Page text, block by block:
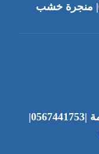
تركيب جبس بورد في راس الخيمة |0567441753|